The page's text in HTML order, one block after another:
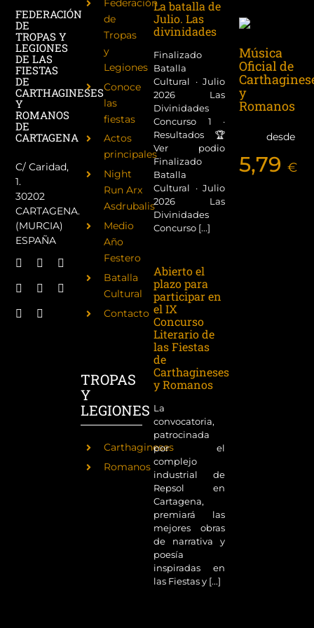
FEDERACIÓN
DE
TROPAS Y
LEGIONES
DE LAS
FIESTAS
DE
CARTHAGINESES
Y
ROMANOS
DE
CARTAGENA
C/ Caridad,
1.
30202
CARTAGENA.
(MURCIA)
ESPAÑA
Federación
de
Tropas
y
Legiones
Conoce
las
fiestas
Actos
principales
Night
Run Arx
Asdrubalis
Medio
Año
Festero
Batalla
Cultural
Contacto
TROPAS
Y
LEGIONES
Carthagineses
Romanos
La batalla de
Julio. Las
divinidades
Finalizado
Batalla
Cultural · Julio
2026 Las
Divinidades
Concurso 1 ·
Resultados 🏆
Ver podio
Finalizado
Batalla
Cultural · Julio
2026 Las
Divinidades
Concurso [...]
Abierto el
plazo para
participar en
el IX
Concurso
Literario de
las Fiestas
de
Carthagineses
y Romanos
La
convocatoria,
patrocinada
por el
complejo
industrial de
Repsol en
Cartagena,
premiará las
mejores obras
de narrativa y
poesía
inspiradas en
las Fiestas y [...]
Música
Oficial de
y
Romanos
desde
5,79€